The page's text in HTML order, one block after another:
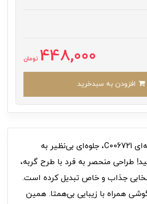
448,000 تومان
با قاب گربه آیینه‌ای C006721، جلوه‌ای بی‌نظیر به
طراحی منحصر به فرد با طرح گربه،
جذاب و خاص تبدیل کرده است.
همراه با زیبایی بی‌همتا. همین